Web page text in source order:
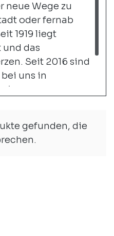
neue Wege zu
oder fernab
1919 liegt
das
Seit 2016 sind
uns in
grosse
gefunden, die